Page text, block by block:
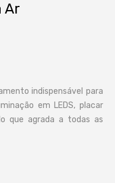
Ar
indispensável para
em LEDS, placar
que agrada a todas as